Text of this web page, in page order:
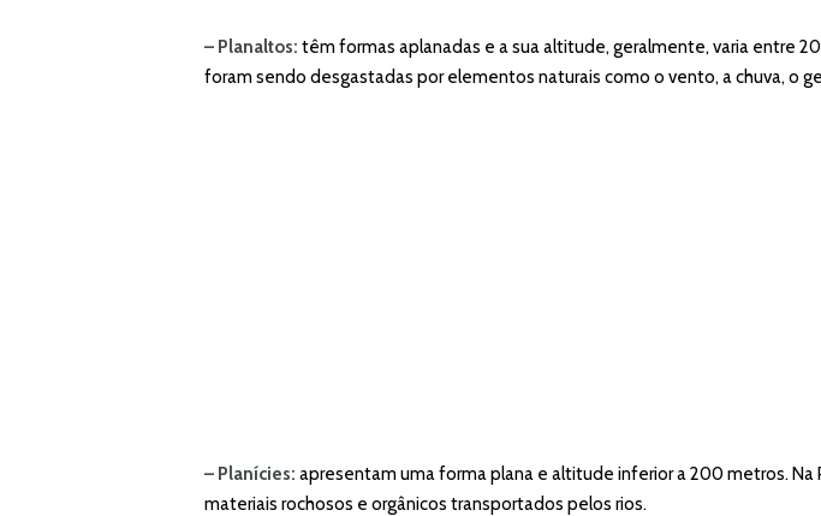
– Planaltos: têm formas aplanadas e a sua altitude, geralmente, varia entre
foram sendo desgastadas por elementos naturais como o vento, a chuva, o
– Planícies: apresentam uma forma plana e altitude inferior a 200 metros. Na
materiais rochosos e orgânicos transportados pelos rios.